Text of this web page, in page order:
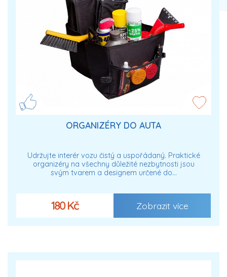
ORGANIZÉRY DO AUTA
Udržujte interér vozu čistý a uspořádaný. Praktické
organizéry na všechny důležité nezbytnosti jsou
svým tvarem a designem určené do…
180 Kč Zobrazit více